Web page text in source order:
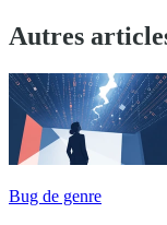
Autres
Bug de genre